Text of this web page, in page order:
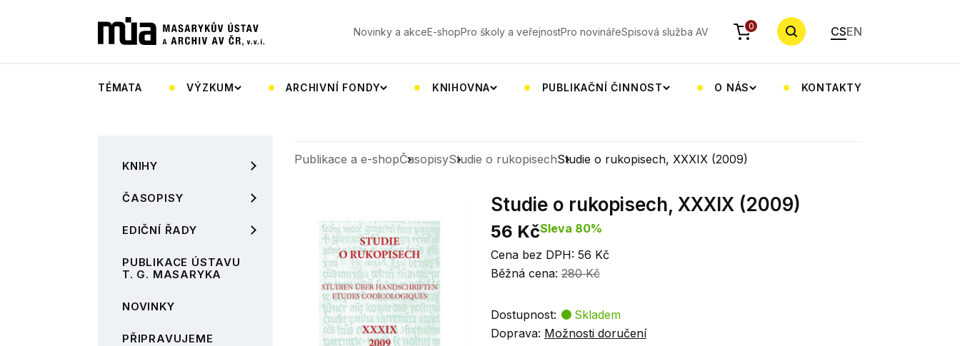
Novinky a akceE-shopPro školy a veřejnostPro novinářeSpisová služba AV 0 CSEN
TÉMATA VÝZKUM ARCHIVNÍ FONDY KNIHOVNA PUBLIKAČNÍ ČINNOST O NÁS KONTAKTY
KNIHY
ČASOPISY
EDIČNÍ ŘADY
PUBLIKACE ÚSTAVU
T. G. MASARYKA
NOVINKY
PŘIPRAVUJEME
Publikace a e-shopČasopisyStudie o rukopisechStudie o rukopisech, XXXIX (2009)
Studie o rukopisech, XXXIX (2009)
56 KčSleva 80%
Cena bez DPH: 56 Kč
Běžná cena: 280 Kč
Dostupnost:
Skladem
Doprava: Možnosti doručení